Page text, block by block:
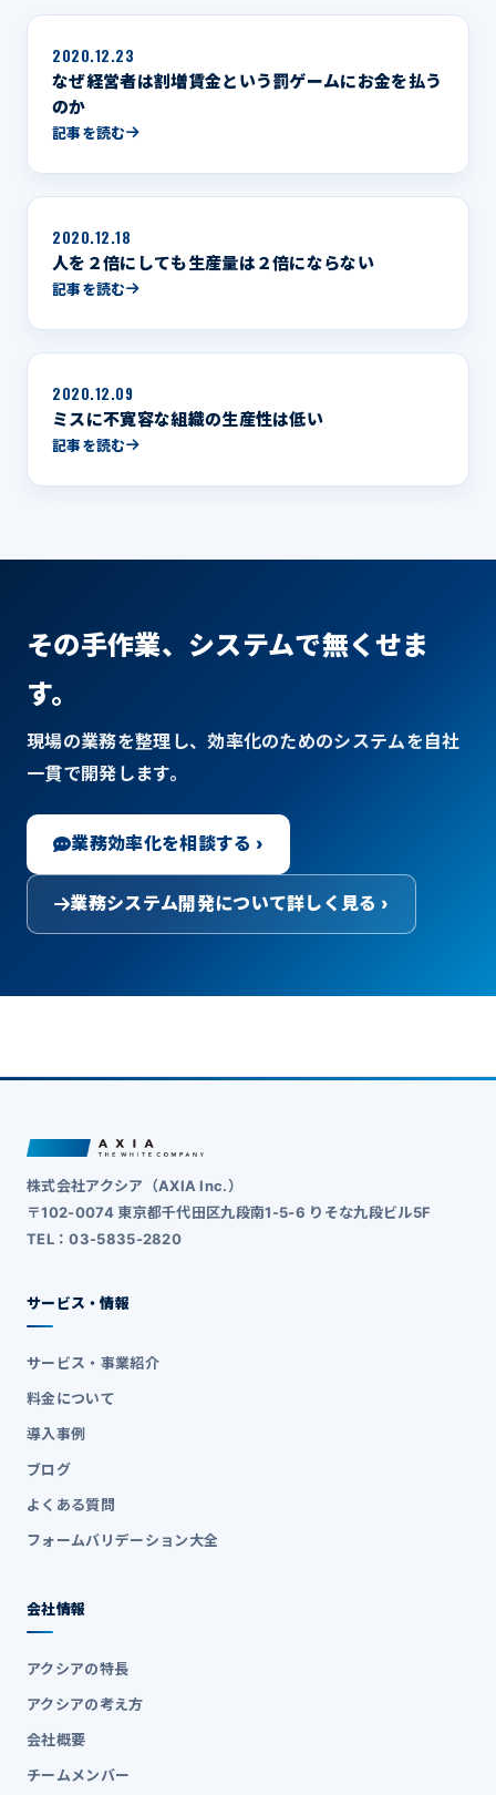
2020.12.23
なぜ経営者は割増賃金という罰ゲームにお金を払う
のか
記事を読む
2020.12.18
人を２倍にしても生産量は２倍にならない
記事を読む
2020.12.09
ミスに不寛容な組織の生産性は低い
記事を読む
その手作業、システムで無くせま
す。
現場の業務を整理し、効率化のためのシステムを自社
一貫で開発します。
業務効率化を相談する ›
業務システム開発について詳しく見る ›
株式会社アクシア（AXIA Inc.）
〒102-0074 東京都千代田区九段南1-5-6 りそな九段ビル5F
TEL：03-5835-2820
サービス・情報
サービス・事業紹介
料金について
導入事例
ブログ
よくある質問
フォームバリデーション大全
会社情報
アクシアの特長
アクシアの考え方
会社概要
チームメンバー